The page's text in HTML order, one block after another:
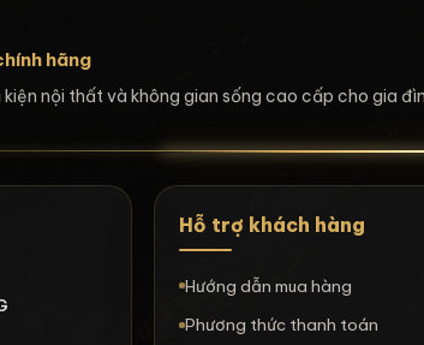
hãng
nội thất và không gian sống cao cấp cho gia
Hỗ trợ khách hàng
Hướng dẫn mua hàng
Phương thức thanh toán